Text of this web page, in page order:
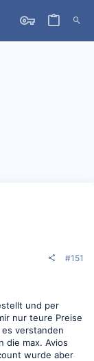
#151
und per
nur teure Preise
verstanden
die max. Avios
wurde aber